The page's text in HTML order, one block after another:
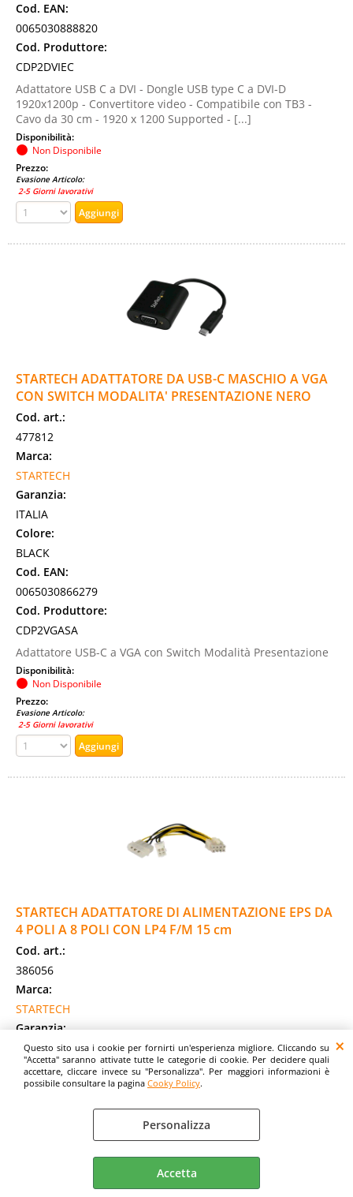
Questo sito usa i cookie per fornirti un'esperienza migliore. Cliccando su
"Accetta" saranno attivate tutte le categorie di cookie. Per decidere quali
accettare, cliccare invece su "Personalizza". Per maggiori informazioni è
possibile consultare la pagina Cooky Policy.
Personalizza
Accetta
Cod. EAN:
0065030888820
Cod. Produttore:
CDP2DVIEC
Adattatore USB C a DVI - Dongle USB type C a DVI-D
1920x1200p - Convertitore video - Compatibile con TB3 -
Cavo da 30 cm - 1920 x 1200 Supported - [...]
Disponibilità:
Non Disponibile
Prezzo:
Evasione Articolo:
2-5 Giorni lavorativi
STARTECH ADATTATORE DA USB-C MASCHIO A VGA
CON SWITCH MODALITA' PRESENTAZIONE NERO
Cod. art.:
477812
Marca:
STARTECH
Garanzia:
ITALIA
Colore:
BLACK
Cod. EAN:
0065030866279
Cod. Produttore:
CDP2VGASA
Adattatore USB-C a VGA con Switch Modalità Presentazione
Disponibilità:
Non Disponibile
Prezzo:
Evasione Articolo:
2-5 Giorni lavorativi
STARTECH ADATTATORE DI ALIMENTAZIONE EPS DA
4 POLI A 8 POLI CON LP4 F/M 15 cm
Cod. art.:
386056
Marca:
STARTECH
Garanzia:
ITALIA
Cod. EAN:
0065030835435
Cod. Produttore:
alimentazione 4 pin ATX12V (F) a EPS12V a 8 pin,
alimentazione interna 4 pin (5V) (M) 15.2 [...]